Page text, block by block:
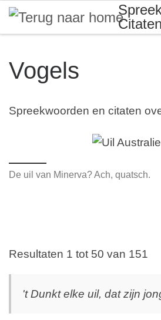
Skip to content
Citaten
Vogels
Spreekwoorden en citaten
De uil van Minerva? Ach, quatsch.
Resultaten 1 tot 50 van 151
't Dunkt elke uil, dat zijn